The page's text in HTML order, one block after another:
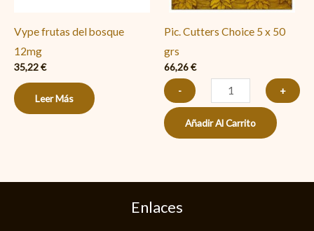
Vype frutas del bosque
12mg
35,22€
Leer Más
Pic. Cutters Choice 5 x 50
grs
66,26€
-
cantidad
+
Añadir Al Carrito
Enlaces